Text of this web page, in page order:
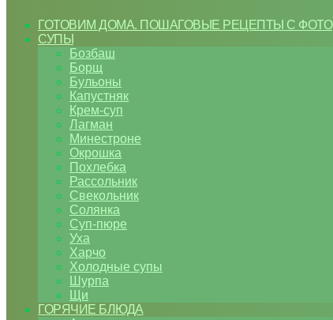
ГОТОВИМ ДОМА. ПОШАГОВЫЕ РЕЦЕПТЫ С ФОТО
СУПЫ
Бозбаш
Борщ
Бульоны
Капустняк
Крем-суп
Лагман
Минестроне
Окрошка
Похлебка
Рассольник
Свекольник
Солянка
Суп-пюре
Уха
Харчо
Холодные супы
Шурпа
Щи
ГОРЯЧИЕ БЛЮДА